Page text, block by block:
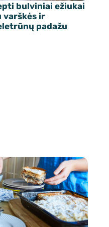
bulviniai ežiukai
varškės ir
padažu